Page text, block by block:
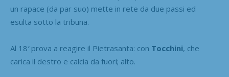
un rapace (da par suo) mette in rete da due passi ed
esulta sotto la tribuna.
Al 18′ prova a reagire il Pietrasanta: con Tocchini, che
carica il destro e calcia da fuori; alto.